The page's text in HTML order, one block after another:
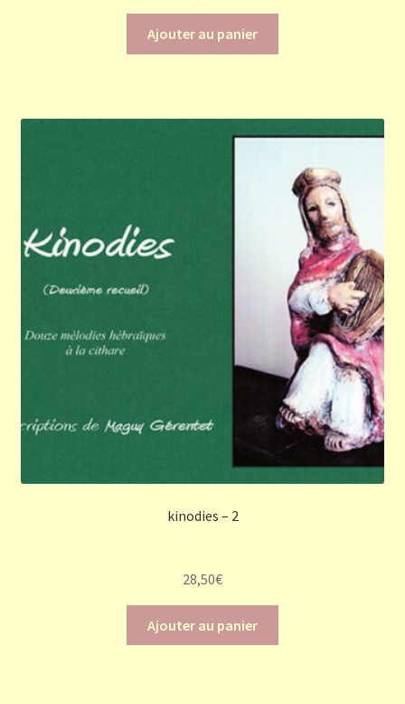
Ajouter au panier
kinodies – 2
28,50€
Ajouter au panier